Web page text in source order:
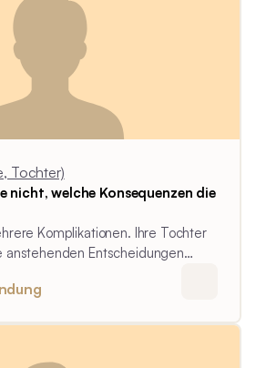
Tochter)
nicht, welche Konsequenzen die
Komplikationen. Ihre Tochter
anstehenden Entscheidungen
hätte sie sich gerne gegen